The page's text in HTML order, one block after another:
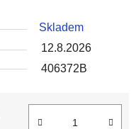
Skladem
12.8.2026
406372B